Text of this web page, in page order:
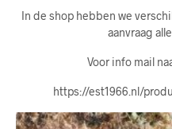
In de shop hebben we
aanvraag
Voor info mail
https://est1966.nl/